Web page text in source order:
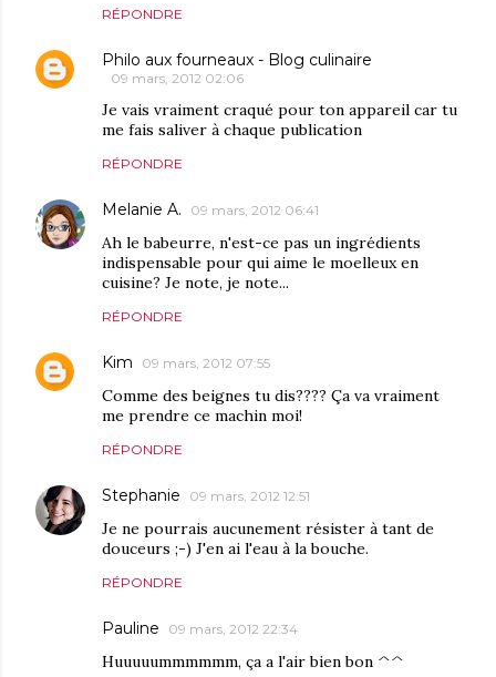
RÉPONDRE
Philo aux fourneaux - Blog culinaire
09 mars, 2012 02:06
Je vais vraiment craqué pour ton appareil car tu
me fais saliver à chaque publication
RÉPONDRE
Melanie A. 09 mars, 2012 06:41
Ah le babeurre, n'est-ce pas un ingrédients
indispensable pour qui aime le moelleux en
cuisine? Je note, je note...
RÉPONDRE
Kim 09 mars, 2012 07:55
Comme des beignes tu dis???? Ça va vraiment
me prendre ce machin moi!
RÉPONDRE
Stephanie 09 mars, 2012 12:51
Je ne pourrais aucunement résister à tant de
douceurs ;-) J'en ai l'eau à la bouche.
RÉPONDRE
Pauline 09 mars, 2012 22:34
Huuuuummmmmm, ça a l'air bien bon ^^